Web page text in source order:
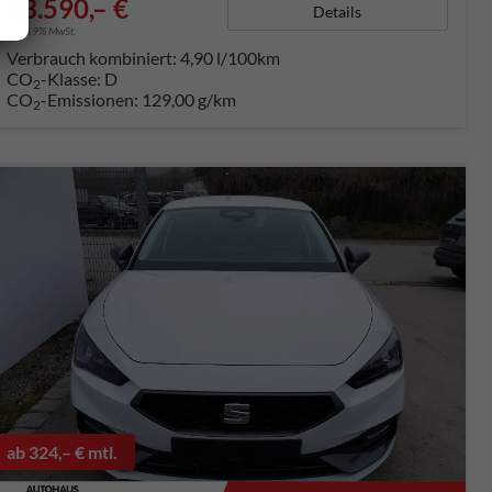
33.590,– €
incl. 19% MwSt.
Details
Verbrauch kombiniert: 4,90 l/100km
CO2-Klasse: D
CO2-Emissionen: 129,00 g/km
ab 324,– € mtl.